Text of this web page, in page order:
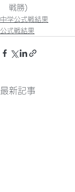
戦勝)
中学公式戦結果
公式戦結果
最新記事